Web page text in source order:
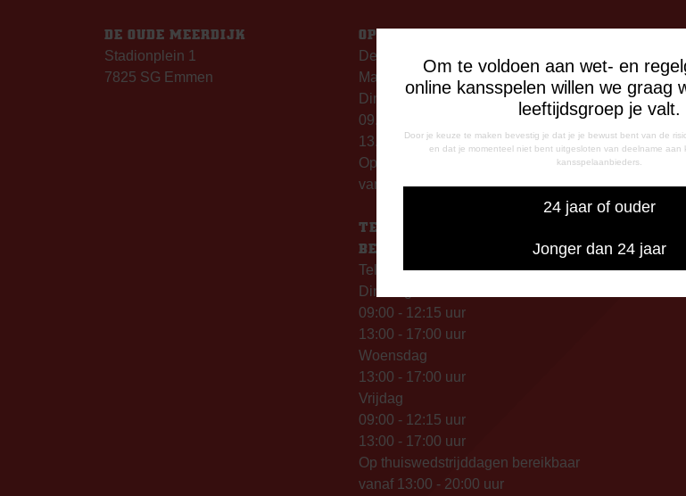
Om te voldoen aan wet- en
online kansspelen willen we graag
leeftijdsgroep je valt.
Door je keuze te maken bevestig je dat je je bewust bent van de
en dat je momenteel niet bent uitgesloten van deelname aan
kansspelaanbieders.
24 jaar of ouder
Jonger dan 24 jaar
DE OUDE MEERDIJK
Stadionplein 1
7825 SG Emmen
OPENINGSTIJDEN
De Oude Meerdijk
Maandag: 09.00 – 17.00 uur
Dinsdag t/m vrijdag:
09.00 – 12.15 uur
13.00 – 17.00 uur
Op thuiswedstrijddagen geopend
vanaf 13.00 uur (i.p.v. 09.00 uur).
TELEFONISCHE
BEREIKBAARHEID
Telefonisch bereikbaar op:
Dinsdag
09:00 - 12:15 uur
13:00 - 17:00 uur
Woensdag
13:00 - 17:00 uur
Vrijdag
09:00 - 12:15 uur
13:00 - 17:00 uur
Op thuiswedstrijddagen bereikbaar
vanaf 13:00 - 20:00 uur
Postbus 26
7800 AA